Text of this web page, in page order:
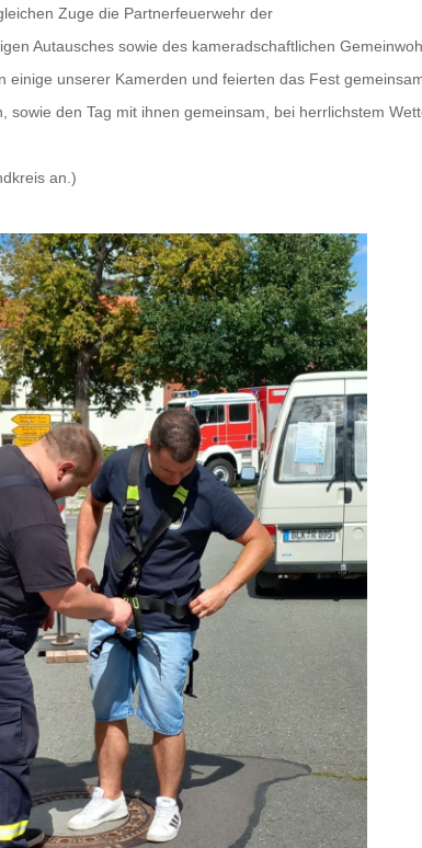
Zuge die Partnerfeuerwehr der
Autausches sowie des kameradschaftlichen
unserer Kamerden und feierten das Fest
den Tag mit ihnen gemeinsam, bei herrlichstem
an.)